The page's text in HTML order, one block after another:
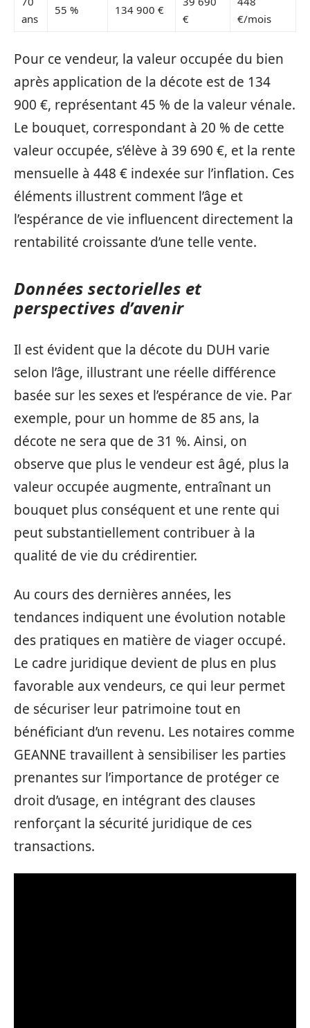
ans
55 % 134 900 €
€
€/mois
Pour ce vendeur, la valeur occupée du bien
après application de la décote est de 134
900 €, représentant 45 % de la valeur vénale.
Le bouquet, correspondant à 20 % de cette
valeur occupée, s’élève à 39 690 €, et la rente
mensuelle à 448 € indexée sur l’inflation. Ces
éléments illustrent comment l’âge et
l’espérance de vie influencent directement la
rentabilité croissante d’une telle vente.
Données sectorielles et
perspectives d’avenir
Il est évident que la décote du DUH varie
selon l’âge, illustrant une réelle différence
basée sur les sexes et l’espérance de vie. Par
exemple, pour un homme de 85 ans, la
décote ne sera que de 31 %. Ainsi, on
observe que plus le vendeur est âgé, plus la
valeur occupée augmente, entraînant un
bouquet plus conséquent et une rente qui
peut substantiellement contribuer à la
qualité de vie du crédirentier.
Au cours des dernières années, les
tendances indiquent une évolution notable
des pratiques en matière de viager occupé.
Le cadre juridique devient de plus en plus
favorable aux vendeurs, ce qui leur permet
de sécuriser leur patrimoine tout en
bénéficiant d’un revenu. Les notaires comme
GEANNE travaillent à sensibiliser les parties
prenantes sur l’importance de protéger ce
droit d’usage, en intégrant des clauses
renforçant la sécurité juridique de ces
transactions.